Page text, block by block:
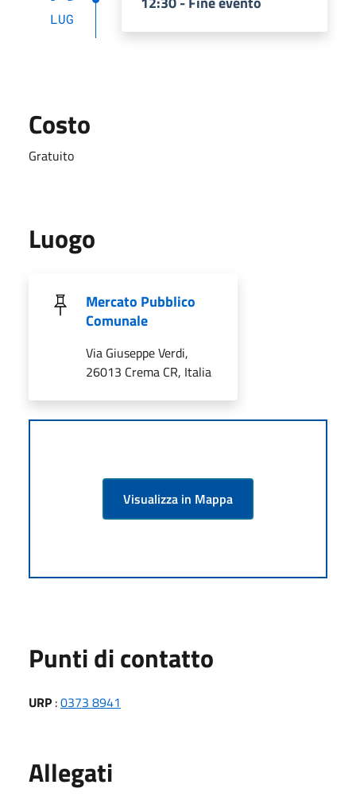
LUG
Costo
Gratuito
Luogo
Mercato Pubblico
Comunale
Via Giuseppe Verdi,
26013 Crema CR, Italia
Visualizza in Mappa
Punti di contatto
URP :0373 8941
Allegati